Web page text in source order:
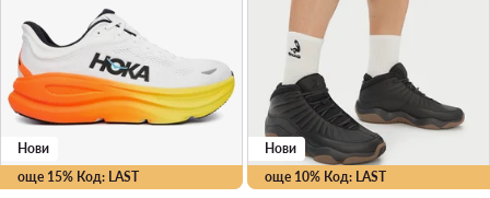
още 15% Код: LAST
Нови
още 10% Код: LAST
Нови